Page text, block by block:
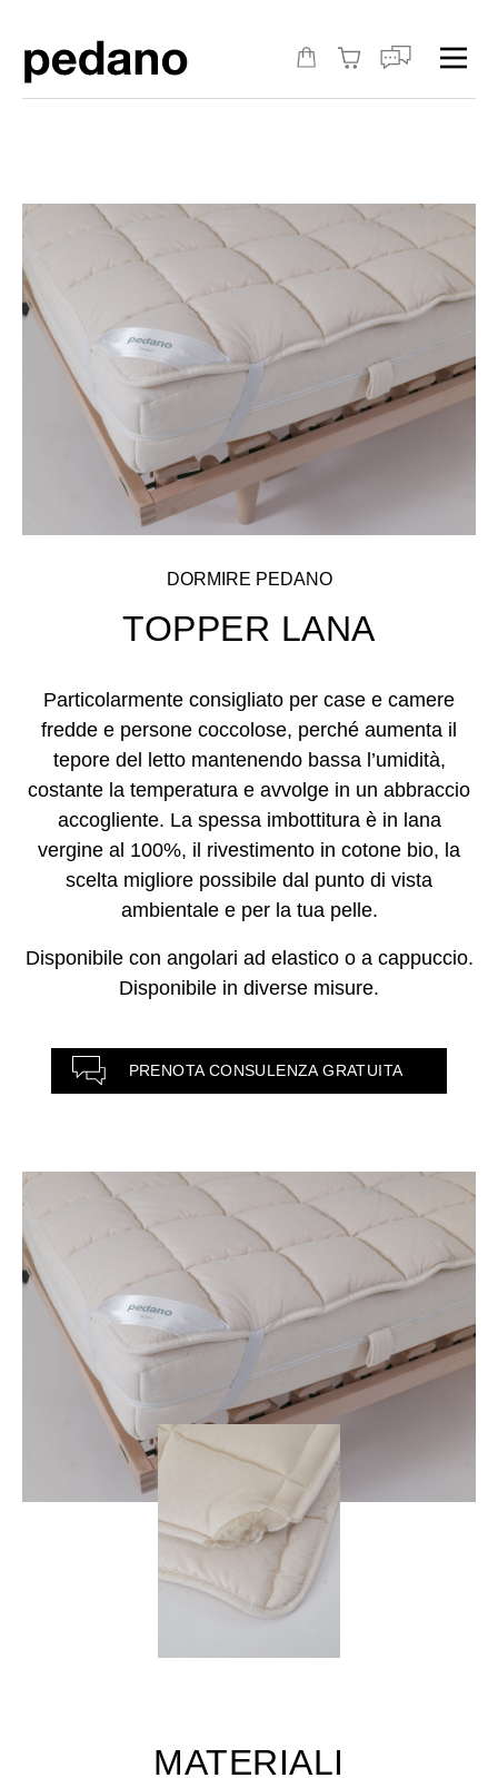
DORMIRE PEDANO
TOPPER LANA
Particolarmente consigliato per case e camere
fredde e persone coccolose, perché aumenta il
tepore del letto mantenendo bassa l’umidità,
costante la temperatura e avvolge in un abbraccio
accogliente. La spessa imbottitura è in lana
vergine al 100%, il rivestimento in cotone bio, la
scelta migliore possibile dal punto di vista
ambientale e per la tua pelle.
Disponibile con angolari ad elastico o a cappuccio.
Disponibile in diverse misure.
PRENOTA CONSULENZA GRATUITA
MATERIALI